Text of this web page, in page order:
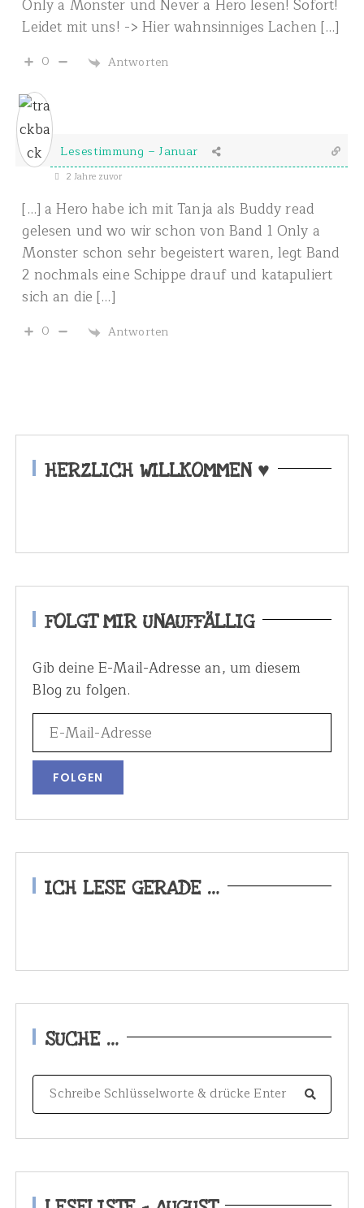
Only a Monster und Never a Hero lesen! Sofort!
Leidet mit uns! -> Hier wahnsinniges Lachen […]
0 Antworten
Lesestimmung – Januar
2 Jahre zuvor
[…] a Hero habe ich mit Tanja als Buddy read
gelesen und wo wir schon von Band 1 Only a
Monster schon sehr begeistert waren, legt Band
2 nochmals eine Schippe drauf und katapuliert
sich an die […]
0 Antworten
HERZLICH WILLKOMMEN ♥
FOLGT MIR UNAUFFÄLLIG
Gib deine E-Mail-Adresse an, um diesem
Blog zu folgen.
ICH LESE GERADE …
SUCHE …
S
e
c
h